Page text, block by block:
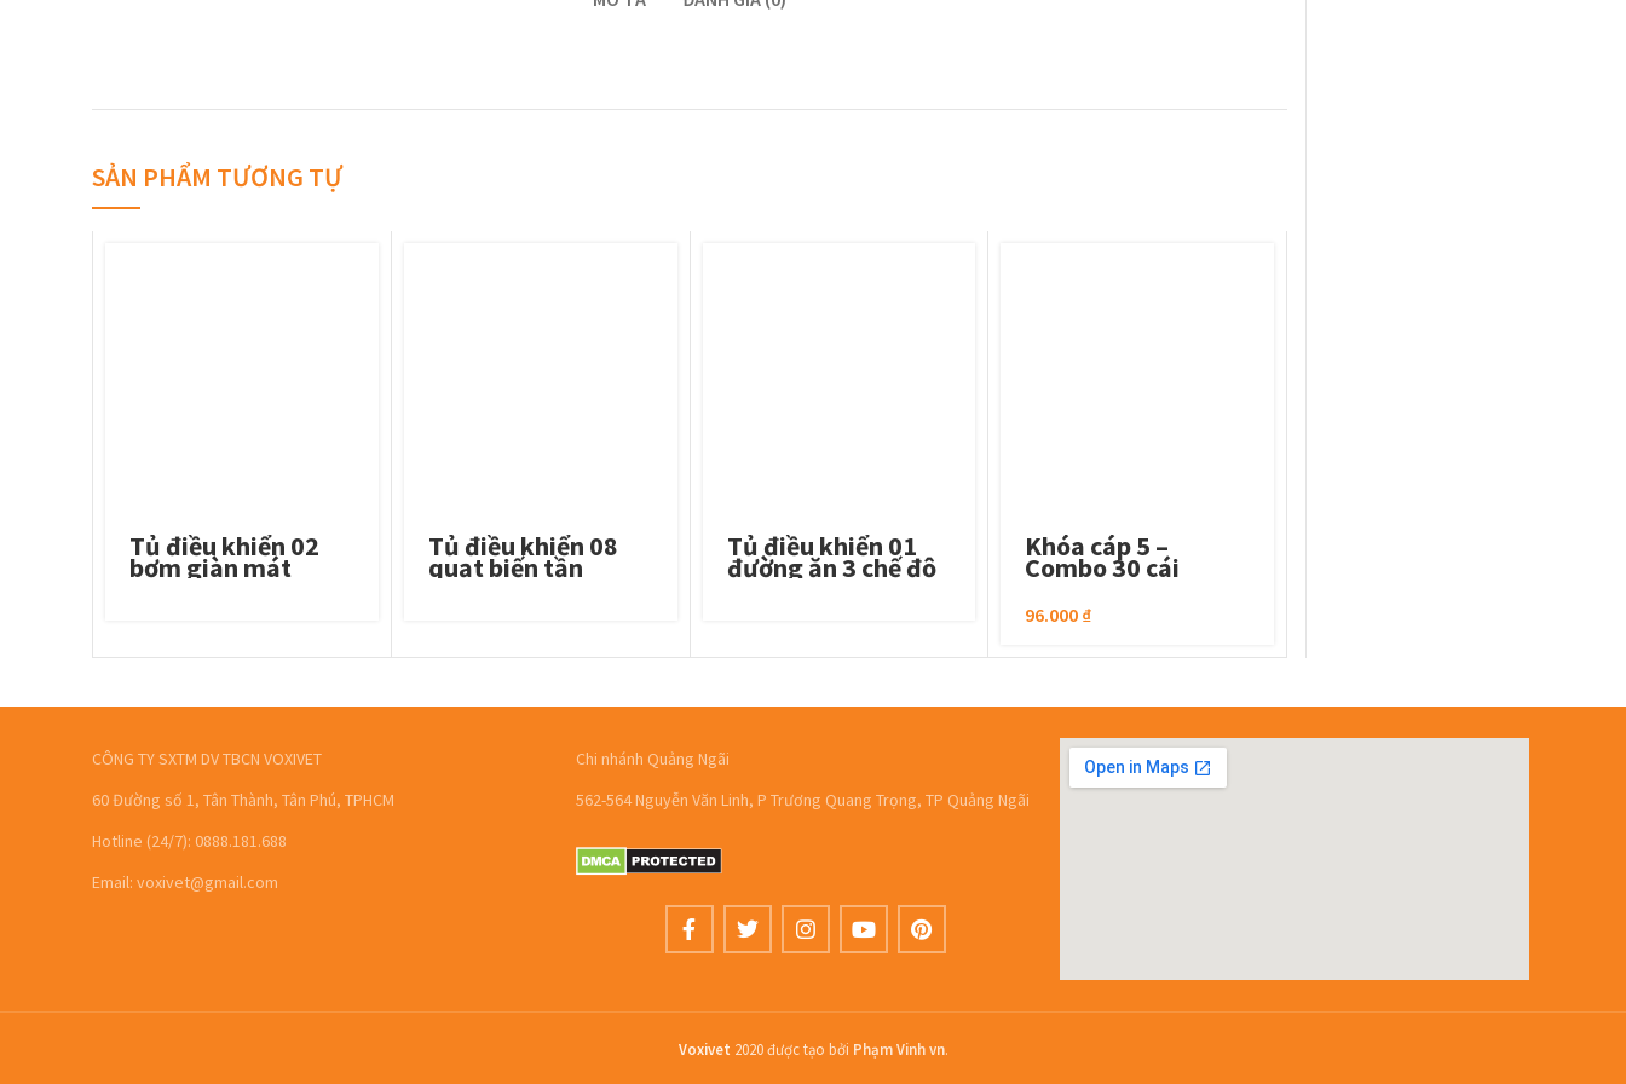
SẢN PHẨM TƯƠNG TỰ
Tủ điều khiển 02
bơm giàn mát
Tủ điều khiển 08
quạt biến tần
Tủ điều khiển 01
đường ăn 3 chế độ
Khóa cáp 5 –
Combo 30 cái
96.000 ₫
CÔNG TY SXTM DV TBCN VOXIVET
60 Đường số 1, Tân Thành, Tân Phú, TPHCM
Hotline (24/7): 0888.181.688
Email: voxivet@gmail.com
Chi nhánh Quảng Ngãi
562-564 Nguyễn Văn Linh, P Trương Quang Trọng, TP Quảng Ngãi
Voxivet 2020 được tạo bởi Phạm Vinh vn.